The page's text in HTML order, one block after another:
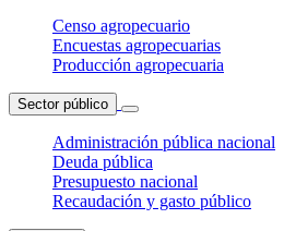
Censo agropecuario
Encuestas agropecuarias
Producción agropecuaria
Sector público
Administración pública nacional
Deuda pública
Presupuesto nacional
Recaudación y gasto público